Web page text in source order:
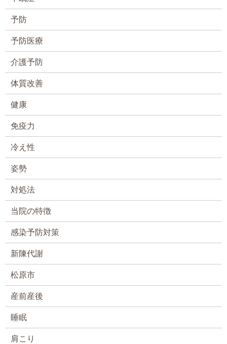
予防
予防医療
介護予防
体質改善
健康
免疫力
冷え性
姿勢
対処法
当院の特徴
感染予防対策
新陳代謝
松原市
産前産後
睡眠
肩こり